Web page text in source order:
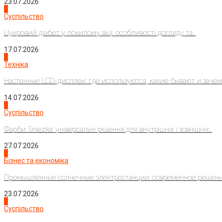
Суспільство
Цукровий діабет у похилому віці: особливості догляду та...
17.07.2026
Техніка
Настенные LCD-дисплеи: где используются, какие бывают и
14.07.2026
Суспільство
Фарби Sniezka: універсальні рішення для внутрішніх і зовнішніх...
27.07.2026
Бізнес та економіка
Промышленные солнечные электростанции: современное
23.07.2026
Суспільство